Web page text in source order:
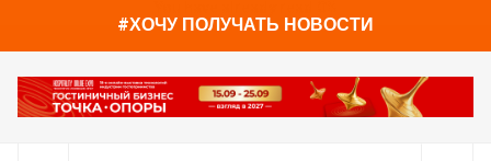
#ХОЧУ ПОЛУЧАТЬ НОВОСТИ